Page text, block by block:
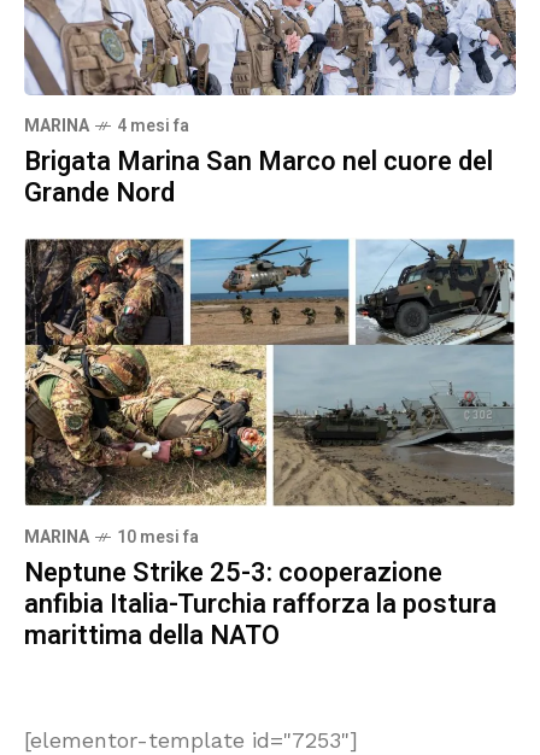
MARINA 4 mesi fa
Brigata Marina San Marco nel cuore del
Grande Nord
MARINA 10 mesi fa
Neptune Strike 25-3: cooperazione
anfibia Italia-Turchia rafforza la postura
marittima della NATO
[elementor-template id="7253"]